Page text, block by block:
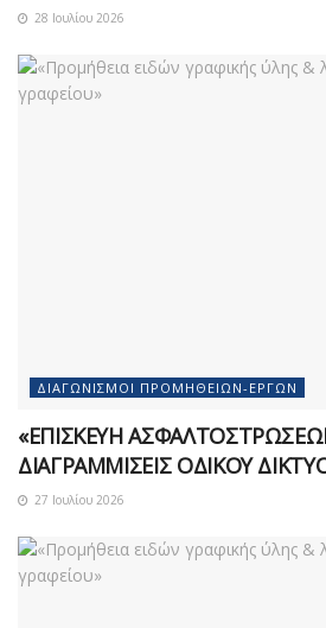
28 Ιουλίου 2026
ΔΙΑΓΩΝΙΣΜΟΊ ΠΡΟΜΗΘΕΙΏΝ-ΈΡΓΩΝ
«ΕΠΙΣΚΕΥΗ
ΔΙΑΓΡΑΜΜΙΣΕΙΣ ΟΔΙΚΟΥ
27 Ιουλίου 2026